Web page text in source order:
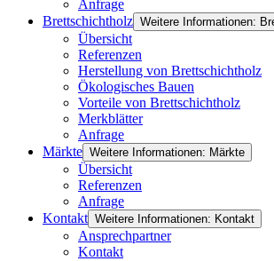
Anfrage
Brettschichtholz Weitere Informationen:
Übersicht
Referenzen
Herstellung von Brettschichtholz
Ökologisches Bauen
Vorteile von Brettschichtholz
Merkblätter
Anfrage
Märkte Weitere Informationen: Märkte
Übersicht
Referenzen
Anfrage
Kontakt Weitere Informationen: Kontakt
Ansprechpartner
Kontakt